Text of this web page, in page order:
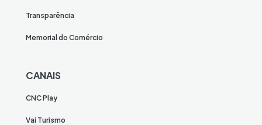
Transparência
Memorial do Comércio
CANAIS
CNC Play
Vai Turismo